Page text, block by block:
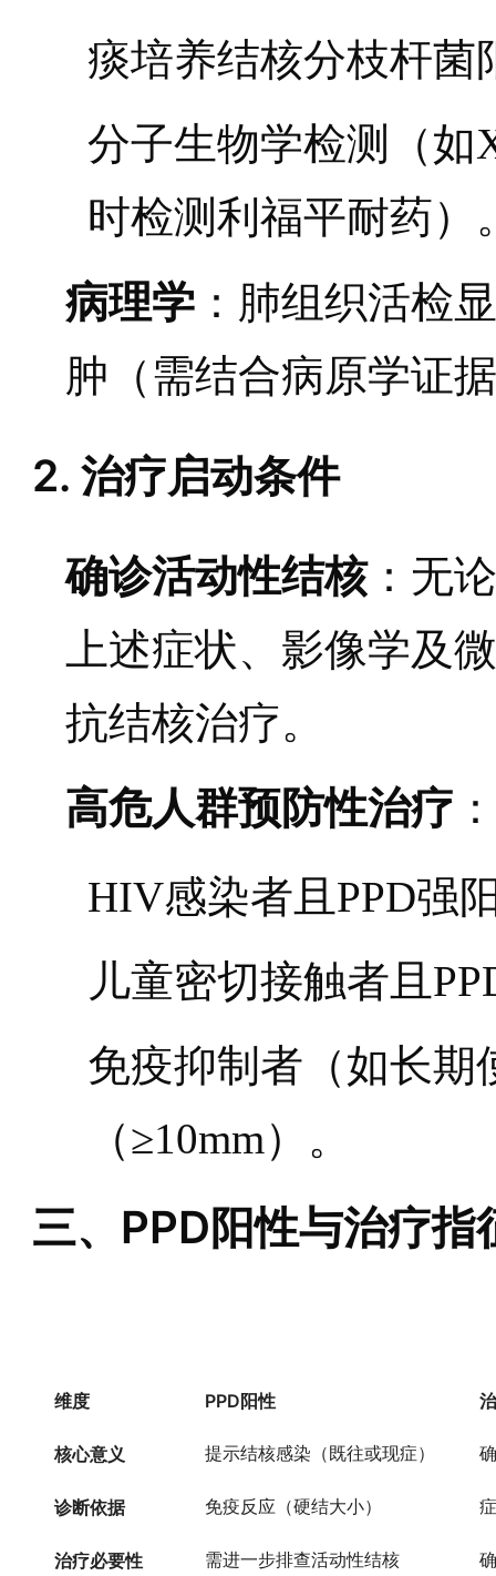
痰培养结核分枝杆菌
分子生物学检测（如
时检测利福平耐药）
病理学 ：肺组织活检
肿（需结合病原学证
2. 治疗启动条件
确诊活动性结核：无
上述症状、影像学及
抗结核治疗。
高危人群预防性治疗
HIV感染者且PPD强
儿童密切接触者且
免疫抑制者（如长期
（≥10mm）。
三、PPD阳性与治疗指
维度 PPD阳性
核心意义 提示结核感染（既往或现症）
诊断依据 免疫反应（硬结大小）
治疗必要性 需进一步排查活动性结核